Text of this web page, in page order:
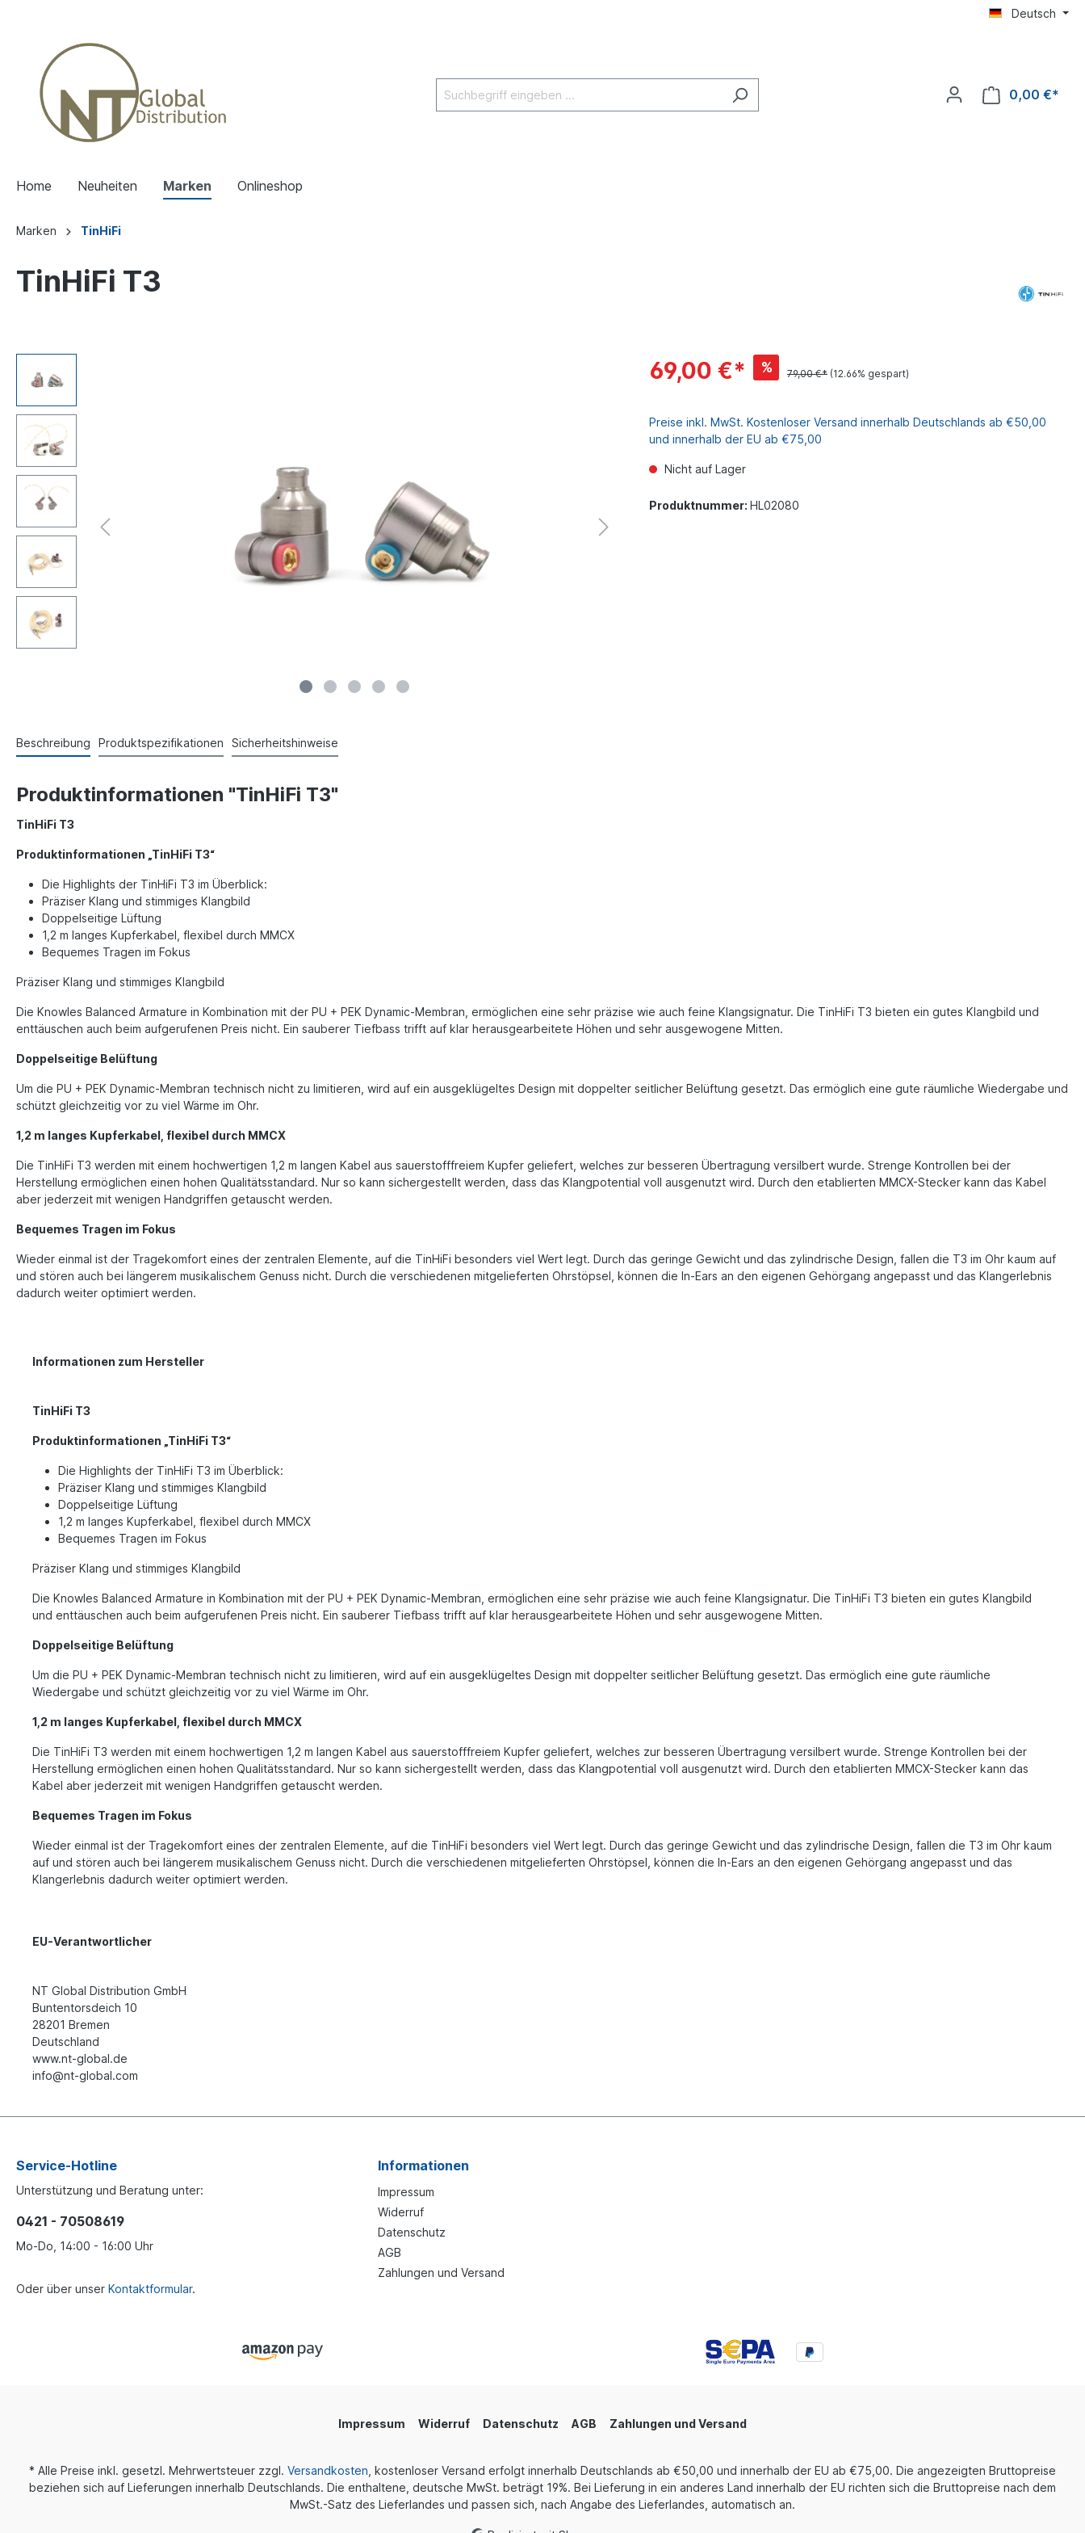
Deutsch
0,00 €*
Home Neuheiten Marken Onlineshop
Marken TinHiFi
TinHiFi T3
69,00 €* % 79,00 €* (12.66% gespart)
Preise inkl. MwSt. Kostenloser Versand innerhalb Deutschlands ab €50,00
und innerhalb der EU ab €75,00
Nicht auf Lager
Produktnummer: HL02080
Beschreibung Produktspezifikationen Sicherheitshinweise
Produktinformationen "TinHiFi T3"
TinHiFi T3
Produktinformationen „TinHiFi T3“
Die Highlights der TinHiFi T3 im Überblick:
Präziser Klang und stimmiges Klangbild
Doppelseitige Lüftung
1,2 m langes Kupferkabel, flexibel durch MMCX
Bequemes Tragen im Fokus
Präziser Klang und stimmiges Klangbild
Die Knowles Balanced Armature in Kombination mit der PU + PEK Dynamic-Membran, ermöglichen eine sehr präzise wie auch feine Klangsignatur. Die TinHiFi T3 bieten ein gutes Klangbild und
enttäuschen auch beim aufgerufenen Preis nicht. Ein sauberer Tiefbass trifft auf klar herausgearbeitete Höhen und sehr ausgewogene Mitten.
Doppelseitige Belüftung
Um die PU + PEK Dynamic-Membran technisch nicht zu limitieren, wird auf ein ausgeklügeltes Design mit doppelter seitlicher Belüftung gesetzt. Das ermöglich eine gute räumliche Wiedergabe und
schützt gleichzeitig vor zu viel Wärme im Ohr.
1,2 m langes Kupferkabel, flexibel durch MMCX
Die TinHiFi T3 werden mit einem hochwertigen 1,2 m langen Kabel aus sauerstofffreiem Kupfer geliefert, welches zur besseren Übertragung versilbert wurde. Strenge Kontrollen bei der
Herstellung ermöglichen einen hohen Qualitätsstandard. Nur so kann sichergestellt werden, dass das Klangpotential voll ausgenutzt wird. Durch den etablierten MMCX-Stecker kann das Kabel
aber jederzeit mit wenigen Handgriffen getauscht werden.
Bequemes Tragen im Fokus
Wieder einmal ist der Tragekomfort eines der zentralen Elemente, auf die TinHiFi besonders viel Wert legt. Durch das geringe Gewicht und das zylindrische Design, fallen die T3 im Ohr kaum auf
und stören auch bei längerem musikalischem Genuss nicht. Durch die verschiedenen mitgelieferten Ohrstöpsel, können die In-Ears an den eigenen Gehörgang angepasst und das Klangerlebnis
dadurch weiter optimiert werden.
Informationen zum Hersteller
TinHiFi T3
Produktinformationen „TinHiFi T3“
Die Highlights der TinHiFi T3 im Überblick:
Präziser Klang und stimmiges Klangbild
Doppelseitige Lüftung
1,2 m langes Kupferkabel, flexibel durch MMCX
Bequemes Tragen im Fokus
Präziser Klang und stimmiges Klangbild
Die Knowles Balanced Armature in Kombination mit der PU + PEK Dynamic-Membran, ermöglichen eine sehr präzise wie auch feine Klangsignatur. Die TinHiFi T3 bieten ein gutes Klangbild
und enttäuschen auch beim aufgerufenen Preis nicht. Ein sauberer Tiefbass trifft auf klar herausgearbeitete Höhen und sehr ausgewogene Mitten.
Doppelseitige Belüftung
Um die PU + PEK Dynamic-Membran technisch nicht zu limitieren, wird auf ein ausgeklügeltes Design mit doppelter seitlicher Belüftung gesetzt. Das ermöglich eine gute räumliche
Wiedergabe und schützt gleichzeitig vor zu viel Wärme im Ohr.
1,2 m langes Kupferkabel, flexibel durch MMCX
Die TinHiFi T3 werden mit einem hochwertigen 1,2 m langen Kabel aus sauerstofffreiem Kupfer geliefert, welches zur besseren Übertragung versilbert wurde. Strenge Kontrollen bei der
Herstellung ermöglichen einen hohen Qualitätsstandard. Nur so kann sichergestellt werden, dass das Klangpotential voll ausgenutzt wird. Durch den etablierten MMCX-Stecker kann das
Kabel aber jederzeit mit wenigen Handgriffen getauscht werden.
Bequemes Tragen im Fokus
Wieder einmal ist der Tragekomfort eines der zentralen Elemente, auf die TinHiFi besonders viel Wert legt. Durch das geringe Gewicht und das zylindrische Design, fallen die T3 im Ohr kaum
auf und stören auch bei längerem musikalischem Genuss nicht. Durch die verschiedenen mitgelieferten Ohrstöpsel, können die In-Ears an den eigenen Gehörgang angepasst und das
Klangerlebnis dadurch weiter optimiert werden.
EU-Verantwortlicher
NT Global Distribution GmbH
Buntentorsdeich 10
28201 Bremen
Deutschland
www.nt-global.de
info@nt-global.com
Service-Hotline
Unterstützung und Beratung unter:
0421 - 70508619
Mo-Do, 14:00 - 16:00 Uhr
Oder über unser Kontaktformular.
Informationen
Impressum
Widerruf
Datenschutz
AGB
Zahlungen und Versand
Impressum Widerruf Datenschutz AGB Zahlungen und Versand
* Alle Preise inkl. gesetzl. Mehrwertsteuer zzgl. Versandkosten , kostenloser Versand erfolgt innerhalb Deutschlands ab €50,00 und innerhalb der EU ab €75,00. Die angezeigten Bruttopreise
beziehen sich auf Lieferungen innerhalb Deutschlands. Die enthaltene, deutsche MwSt. beträgt 19%. Bei Lieferung in ein anderes Land innerhalb der EU richten sich die Bruttopreise nach dem
MwSt.-Satz des Lieferlandes und passen sich, nach Angabe des Lieferlandes, automatisch an.